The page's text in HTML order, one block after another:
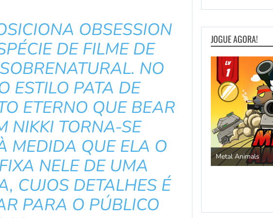
OBSESSION
DE FILME DE
NO
ESTILO PATA DE
ETERNO QUE BEAR
NIKKI TORNA-SE
MEDIDA QUE ELA O
NELE DE UMA
CUJOS DETALHES É
PARA O PÚBLICO
JOGUE AGORA!
Jogos de Aventura
Metal Animals